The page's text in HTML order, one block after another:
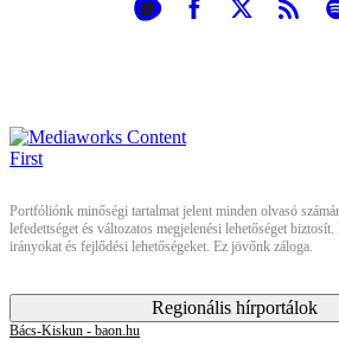
Portfóliónk minőségi tartalmat jelent minden olvasó
lefedettséget és változatos megjelenési lehetőséget
irányokat és fejlődési lehetőségeket. Ez jövőnk záloga.
Regionális hírportálok
Bács-Kiskun - baon.hu